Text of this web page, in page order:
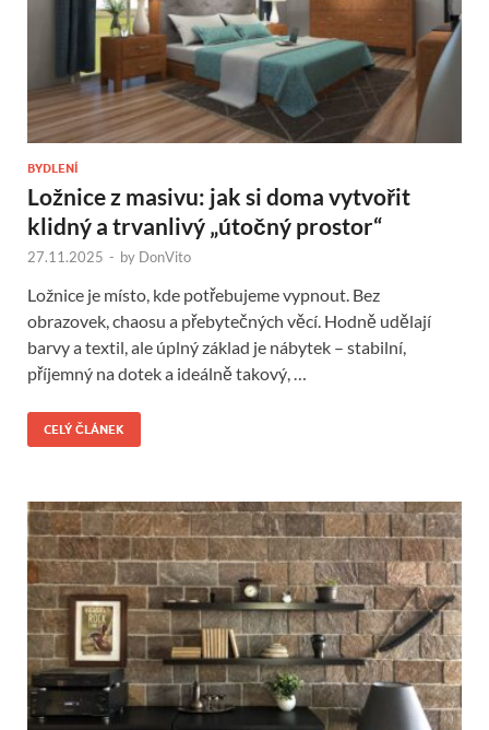
BYDLENÍ
Ložnice z masivu: jak si doma vytvořit
klidný a trvanlivý „útočný prostor“
27.11.2025 - by DonVito
Ložnice je místo, kde potřebujeme vypnout. Bez
obrazovek, chaosu a přebytečných věcí. Hodně udělají
barvy a textil, ale úplný základ je nábytek – stabilní,
příjemný na dotek a ideálně takový, …
CELÝ ČLÁNEK